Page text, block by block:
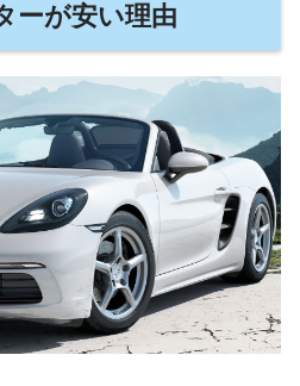
ーが安い理由